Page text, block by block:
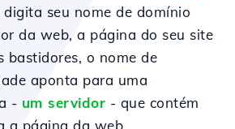
seu nome de domínio
da web, a página do seu site
bastidores, o nome de
aponta para uma
- um servidor - que contém
a página da web.